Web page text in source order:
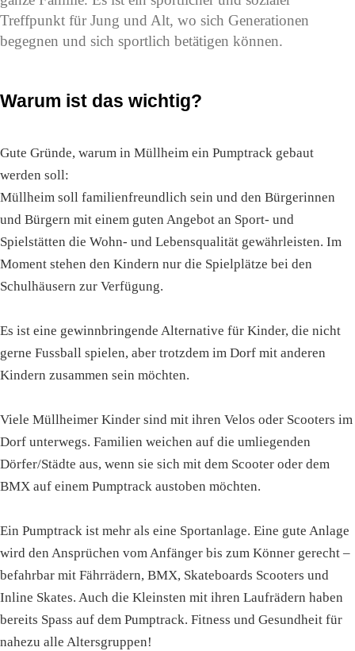
Treffpunkt für Jung und Alt, wo sich Generationen
begegnen und sich sportlich betätigen können.
Warum ist das wichtig?
Gute Gründe, warum in Müllheim ein Pumptrack gebaut
werden soll:
Müllheim soll familienfreundlich sein und den Bürgerinnen
und Bürgern mit einem guten Angebot an Sport- und
Spielstätten die Wohn- und Lebensqualität gewährleisten. Im
Moment stehen den Kindern nur die Spielplätze bei den
Schulhäusern zur Verfügung.
Es ist eine gewinnbringende Alternative für Kinder, die nicht
gerne Fussball spielen, aber trotzdem im Dorf mit anderen
Kindern zusammen sein möchten.
Viele Müllheimer Kinder sind mit ihren Velos oder Scooters im
Dorf unterwegs. Familien weichen auf die umliegenden
Dörfer/Städte aus, wenn sie sich mit dem Scooter oder dem
BMX auf einem Pumptrack austoben möchten.
Ein Pumptrack ist mehr als eine Sportanlage. Eine gute Anlage
wird den Ansprüchen vom Anfänger bis zum Könner gerecht –
befahrbar mit Fährrädern, BMX, Skateboards Scooters und
Inline Skates. Auch die Kleinsten mit ihren Laufrädern haben
bereits Spass auf dem Pumptrack. Fitness und Gesundheit für
nahezu alle Altersgruppen!